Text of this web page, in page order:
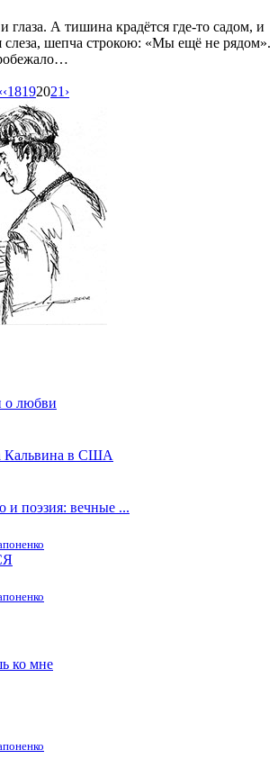
глаза. А тишина крадётся где-то садом, и
слеза, шепча строкою: «Мы ещё не рядом».
‹18192021 ›
о любви
Кальвина в США
и поэзия: вечные ...
ко мне